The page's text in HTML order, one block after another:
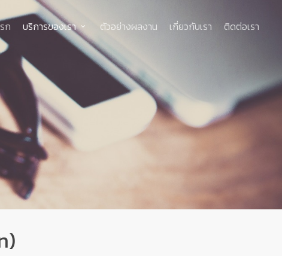
ก บริการของเรา ตัวอย่างผลงาน เกี่ยวกับเรา ติดต่อเรา